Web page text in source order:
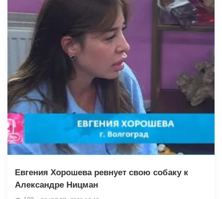
Евгения Хорошева ревнует свою собаку к
Александре Ницман